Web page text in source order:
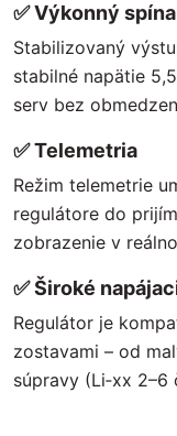
✅Výkonný
Stabilizovaný
stabilné napätie
serv bez
✅Telemetria
Režim telemetrie
regulátore do
zobrazenie v
✅Široké
Regulátor je
zostavami – od
súpravy (Li‑xx 2–6